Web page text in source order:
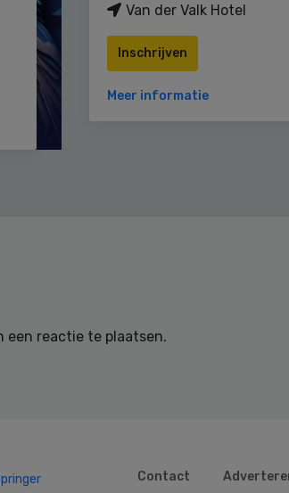
Van der Valk Hotel
Inschrijven
Meer informatie
een reactie te plaatsen.
Contact